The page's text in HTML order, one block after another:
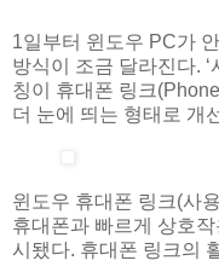
1일부터 윈도우 PC가
방식이 조금 달라진다.
칭이 휴대폰 링크
더 눈에 띄는 형태로 개
윈도우 휴대폰 링크(사
휴대폰과 빠르게 상호
시됐다. 휴대폰 링크의